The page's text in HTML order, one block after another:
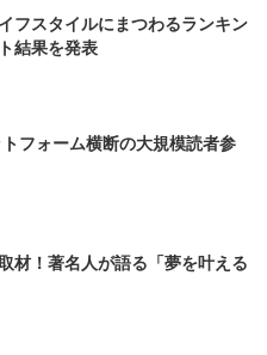
フスタイルにまつわるランキン
結果を発表
フォーム横断の大規模読者参
材！著名人が語る「夢を叶える